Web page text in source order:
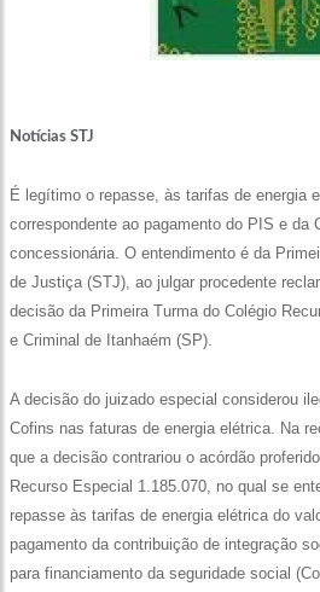
Notícias STJ
É legítimo o repasse, às tarifas de energia
correspondente ao pagamento do PIS e da
concessionária. O entendimento é da
de Justiça (STJ), ao julgar procedente
decisão da Primeira Turma do Colégio
e Criminal de Itanhaém (SP).
A decisão do juizado especial considerou
Cofins nas faturas de energia elétrica. Na
que a decisão contrariou o acórdão
Recurso Especial 1.185.070, no qual se
repasse às tarifas de energia elétrica do
pagamento da contribuição de integração
para financiamento da seguridade social